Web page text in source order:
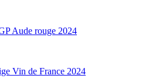
Aude rouge 2024
Vin de France 2024